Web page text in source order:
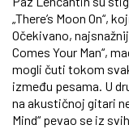
„There’s Moon On“,
Očekivano,
Comes Your Man“,
mogli čuti tokom
između pesama. U
na akustičnoj gitari
Mind“ pevao se iz